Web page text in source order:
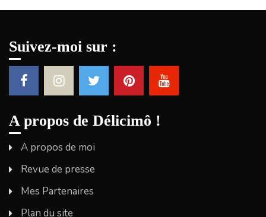
Suivez-moi sur :
A propos de Délicimô !
A propos de moi
Revue de presse
Mes Partenaires
Plan du site